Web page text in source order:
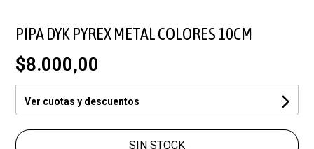
PIPA DYK PYREX METAL COLORES 10CM
$8.000,00
Ver cuotas y descuentos
SIN STOCK